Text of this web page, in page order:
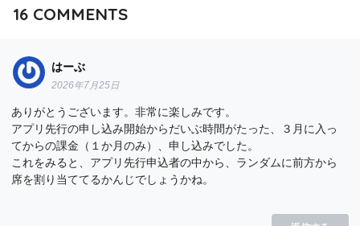
16COMMENTS
はーぶ
2026年7月25日
ありがとうございます。非常に楽しみです。
アプリ先行の申し込み開始からだいぶ時間がたった、３月に入っ
てからの課金（１か月のみ）、申し込みでした。
これをみると、アプリ先行申込者の中から、ランダムに前方から
席を割り当ててるかんじでしょうかね。